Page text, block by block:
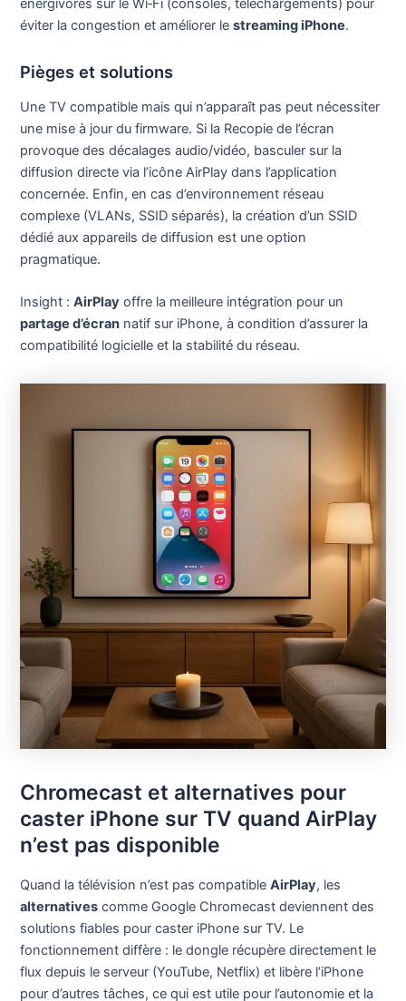
énergivores sur le Wi‑Fi (consoles, téléchargements) pour
éviter la congestion et améliorer lestreaming iPhone.
Pièges et solutions
Une TV compatible mais qui n’apparaît pas peut nécessiter
une mise à jour du firmware. Si la Recopie de l’écran
provoque des décalages audio/vidéo, basculer sur la
diffusion directe via l’icône AirPlay dans l’application
concernée. Enfin, en cas d’environnement réseau
complexe (VLANs, SSID séparés), la création d’un SSID
dédié aux appareils de diffusion est une option
pragmatique.
Insight :AirPlay offre la meilleure intégration pour un
partage d’écran natif sur iPhone, à condition d’assurer la
compatibilité logicielle et la stabilité du réseau.
Chromecast et alternatives pour
caster iPhone sur TV quand AirPlay
n’est pas disponible
Quand la télévision n’est pas compatibleAirPlay, les
alternatives comme Google Chromecast deviennent des
solutions fiables pour caster iPhone sur TV. Le
fonctionnement diffère : le dongle récupère directement le
flux depuis le serveur (YouTube, Netflix) et libère l’iPhone
pour d’autres tâches, ce qui est utile pour l’autonomie et la